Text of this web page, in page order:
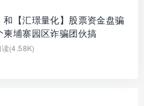
和【汇璟量化】股票资金盘骗
柬埔寨园区诈骗团伙搞
读(4.58K)